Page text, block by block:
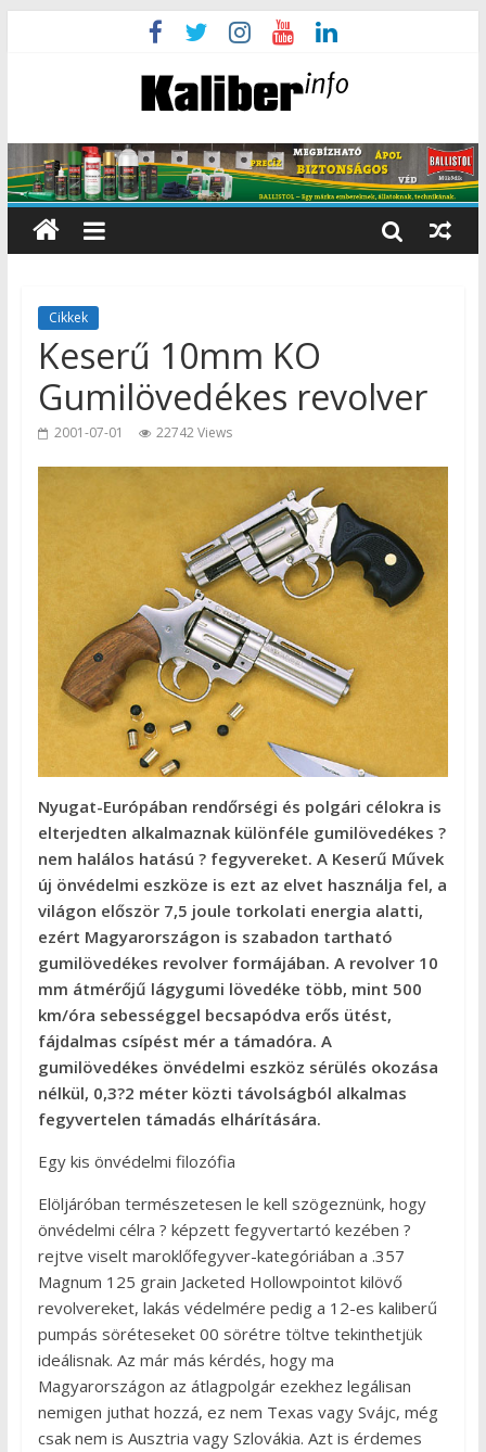
Cikkek
Keserű 10mm KO
Gumilövedékes revolver
2001-07-01 22742 Views
Nyugat-Európában rendőrségi és polgári célokra is
elterjedten alkalmaznak különféle gumilövedékes ?
nem halálos hatású ? fegyvereket. A Keserű Művek
új önvédelmi eszköze is ezt az elvet használja fel, a
világon először 7,5 joule torkolati energia alatti,
ezért Magyarországon is szabadon tartható
gumilövedékes revolver formájában. A revolver 10
mm átmérőjű lágygumi lövedéke több, mint 500
km/óra sebességgel becsapódva erős ütést,
fájdalmas csípést mér a támadóra. A
gumilövedékes önvédelmi eszköz sérülés okozása
nélkül, 0,3?2 méter közti távolságból alkalmas
fegyvertelen támadás elhárítására.
Egy kis önvédelmi filozófia
Elöljáróban természetesen le kell szögeznünk, hogy
önvédelmi célra ? képzett fegyvertartó kezében ?
rejtve viselt maroklőfegyver-kategóriában a .357
Magnum 125 grain Jacketed Hollowpointot kilövő
revolvereket, lakás védelmére pedig a 12-es kaliberű
pumpás söréteseket 00 sörétre töltve tekinthetjük
ideálisnak. Az már más kérdés, hogy ma
Magyarországon az átlagpolgár ezekhez legálisan
nemigen juthat hozzá, ez nem Texas vagy Svájc, még
csak nem is Ausztria vagy Szlovákia. Azt is érdemes